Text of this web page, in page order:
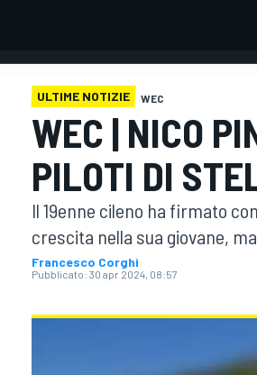
ULTIME NOTIZIE WEC
WEC | NICO
PILOTI DI
Il 19enne cileno ha firmato
crescita nella sua giovane,
Francesco Corghi
Pubblicato: 30 apr 2024, 08:57